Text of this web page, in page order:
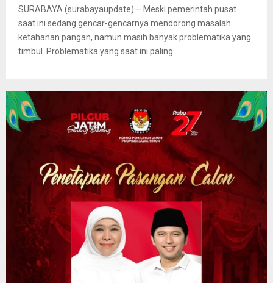
SURABAYA (surabayaupdate) – Meski pemerintah pusat
saat ini sedang gencar-gencarnya mendorong masalah
ketahanan pangan, namun masih banyak problematika yang
timbul. Problematika yang saat ini paling...